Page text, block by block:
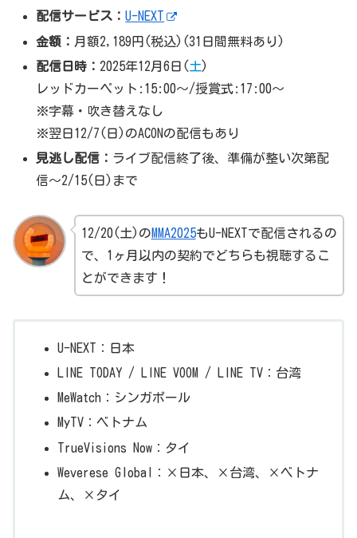
配信サービス：U-NEXT
金額： 月額2,189円(税込)(31日間無料あり)
配信日時： 2025年12月6日(土)
レッドカーペット:15:00～/授賞式:17:00～
※字幕・吹き替えなし
※翌日12/7(日)のACONの配信もあり
見逃し配信： ライブ配信終了後、準備が整い次第配
信〜2/15(日)まで
12/20(土)のMMA2025もU-NEXTで配信されるの
で、1ヶ月以内の契約でどちらも視聴するこ
とができます！
U-NEXT：日本
LINE TODAY / LINE VOOM / LINE TV：台湾
MeWatch：シンガポール
MyTV：ベトナム
TrueVisions Now：タイ
Weverese Global：×日本、×台湾、×ベトナ
ム、×タイ